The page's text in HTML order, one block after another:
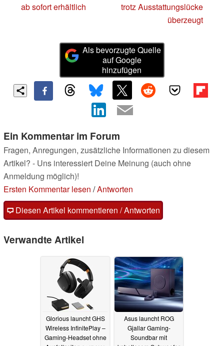
ab sofort erhältlich
trotz Ausstattungslücke
überzeugt
Als bevorzugte Quelle
auf Google
hinzufügen
Ein Kommentar im Forum
Fragen, Anregungen, zusätzliche Informationen zu diesem
Artikel? - Uns interessiert Deine Meinung (auch ohne
Anmeldung möglich)!
Ersten Kommentar lesen /Antworten
Diesen Artikel kommentieren / Antworten
Verwandte Artikel
Glorious launcht GHS
Wireless InfinitePlay –
Gaming-Headset ohne
Asus launcht ROG
Gjallar Gaming-
Soundbar mit